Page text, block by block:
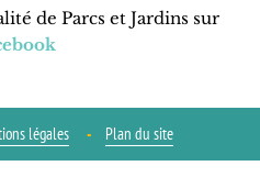
de Parcs et Jardins sur
légales Plan du site